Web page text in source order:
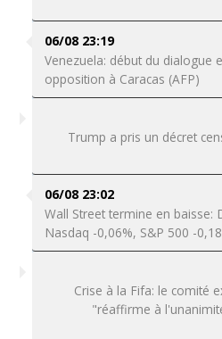
06/08 23:19
Venezuela: début du dialogue
opposition à Caracas (AFP)
Trump a pris un décret
06/08 23:02
Wall Street termine en baisse:
Nasdaq -0,06%, S&P 500 -
Crise à la Fifa: le comité
"réaffirme à